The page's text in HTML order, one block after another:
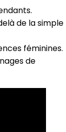
de la simple
féminines.
de